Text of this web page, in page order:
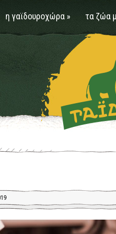
η γαϊδουροχώρα »
τα ζώα